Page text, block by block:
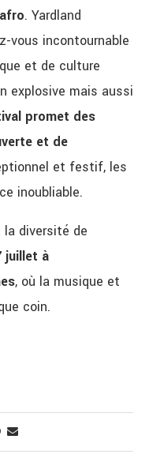
. Yardland
vous incontournable
et de culture
explosive mais aussi
promet des
et de
et festif, les
inoubliable.
la diversité de
juillet à
, où la musique et
coin.